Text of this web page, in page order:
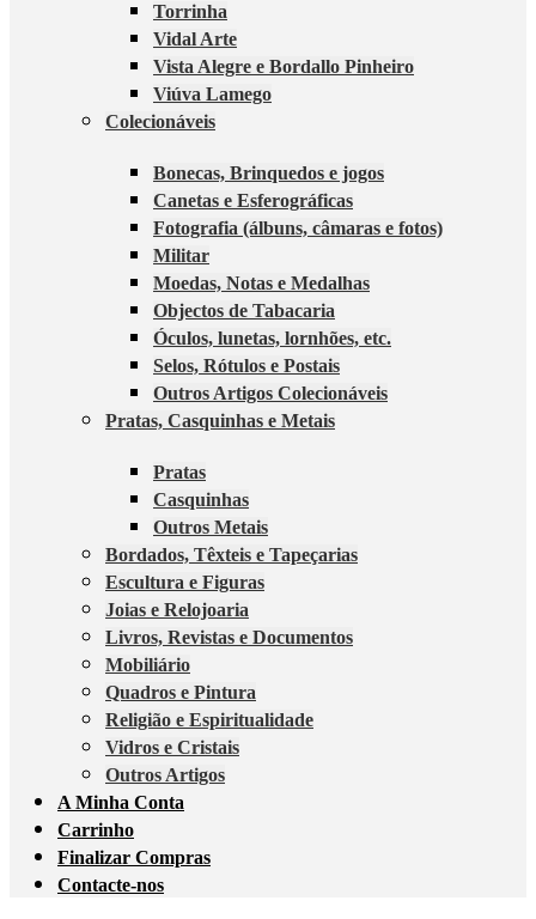
Torrinha
Vidal Arte
Vista Alegre e Bordallo Pinheiro
Viúva Lamego
Colecionáveis
Bonecas, Brinquedos e jogos
Canetas e Esferográficas
Fotografia (álbuns, câmaras e fotos)
Militar
Moedas, Notas e Medalhas
Objectos de Tabacaria
Óculos, lunetas, lornhões, etc.
Selos, Rótulos e Postais
Outros Artigos Colecionáveis
Pratas, Casquinhas e Metais
Pratas
Casquinhas
Outros Metais
Bordados, Têxteis e Tapeçarias
Escultura e Figuras
Joias e Relojoaria
Livros, Revistas e Documentos
Mobiliário
Quadros e Pintura
Religião e Espiritualidade
Vidros e Cristais
Outros Artigos
A Minha Conta
Carrinho
Finalizar Compras
Contacte-nos